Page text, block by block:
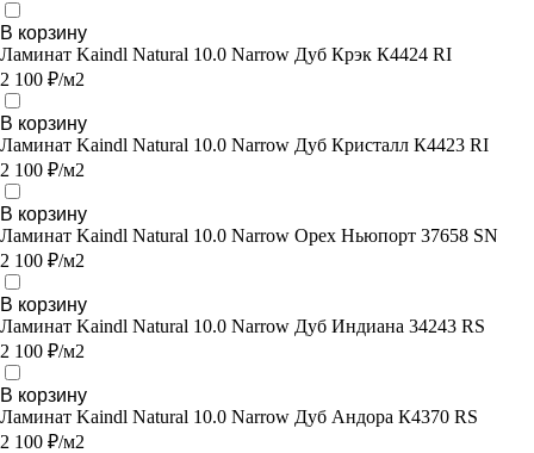
В корзину
Ламинат Kaindl Natural 10.0 Narrow Дуб Крэк К4424 RI
2 100 ₽/м2
В корзину
Ламинат Kaindl Natural 10.0 Narrow Дуб Кристалл К4423 RI
2 100 ₽/м2
В корзину
Ламинат Kaindl Natural 10.0 Narrow Орех Ньюпорт 37658 SN
2 100 ₽/м2
В корзину
Ламинат Kaindl Natural 10.0 Narrow Дуб Индиана 34243 RS
2 100 ₽/м2
В корзину
Ламинат Kaindl Natural 10.0 Narrow Дуб Андора К4370 RS
2 100 ₽/м2